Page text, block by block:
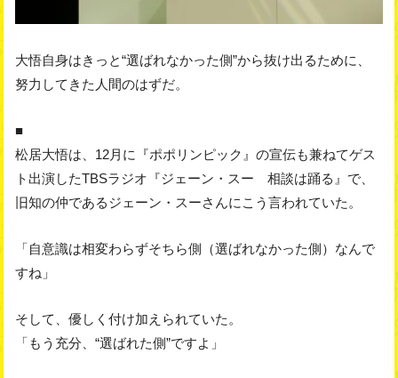
大悟自身はきっと“選ばれなかった側”から抜け出るために、
努力してきた人間のはずだ。
■
松居大悟は、12月に『ポポリンピック』の宣伝も兼ねてゲス
ト出演したTBSラジオ『ジェーン・スー 相談は踊る』で、
旧知の仲であるジェーン・スーさんにこう言われていた。
「自意識は相変わらずそちら側（選ばれなかった側）なんで
すね」
そして、優しく付け加えられていた。
「もう充分、“選ばれた側”ですよ」